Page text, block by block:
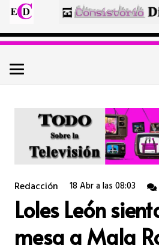
Redacción 18 Abr a las 08:03
Loles León
mesa a Mala